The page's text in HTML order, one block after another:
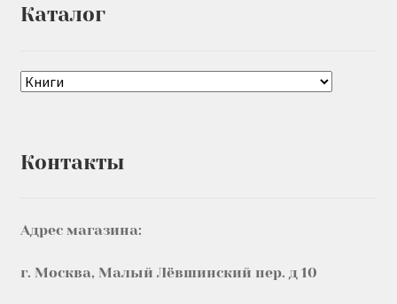
Каталог
Контакты
Адрес магазина:
г. Москва, Малый Лёвшинский пер. д 10